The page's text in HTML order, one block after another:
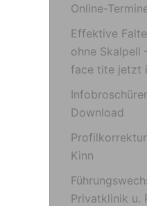
Online-
Effektive
ohne Skalpell
face tite jetzt
Download
Kinn
Privatklinik u.